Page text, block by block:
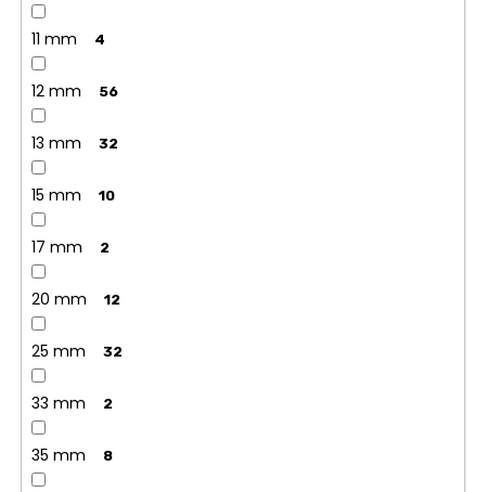
11 mm 4
12 mm 56
13 mm 32
15 mm 10
17 mm 2
20 mm 12
25 mm 32
33 mm 2
35 mm 8